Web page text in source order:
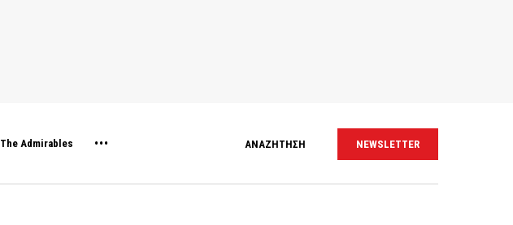
The Admirables ΑΝΑΖΗΤΗΣΗ NEWSLETTER